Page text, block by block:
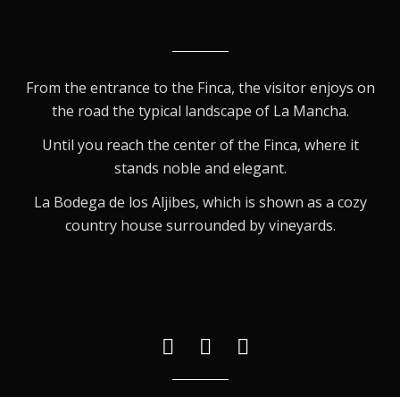
From the entrance to the Finca, the visitor enjoys on
the road the typical landscape of La Mancha.
Until you reach the center of the Finca, where it
stands noble and elegant.
La Bodega de los Aljibes, which is shown as a cozy
country house surrounded by vineyards.